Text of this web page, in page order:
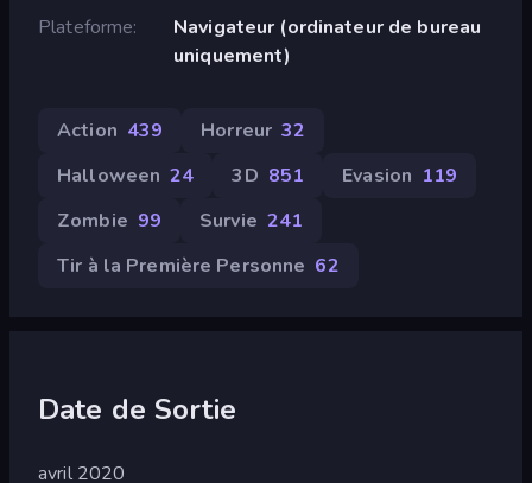
Plateforme
Navigateur (ordinateur de bureau
uniquement)
Action 439 Horreur 32
Halloween 24 3D 851 Evasion 119
Zombie 99 Survie 241
Tir à la Première Personne 62
Date de Sortie
avril 2020